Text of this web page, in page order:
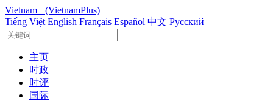
Vietnam+ (VietnamPlus)
Tiếng Việt English Français Español 中文 Русский
主页
时政
时评
国际